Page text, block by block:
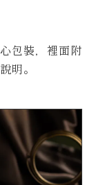
包裝，裡面附
明。